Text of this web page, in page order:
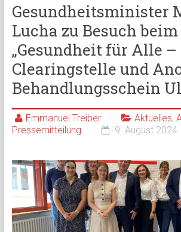
Gesundheitsminister
Lucha zu Besuch
„Gesundheit für Alle –
Clearingstelle und
Behandlungsschein
Emmanuel Treiber Aktuelles,
Pressemitteilung
9. August 2024